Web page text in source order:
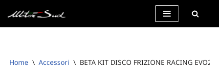
Vai
Home \ Accessori \ BETA KIT DISCO FRIZIONE RACING EVO2T